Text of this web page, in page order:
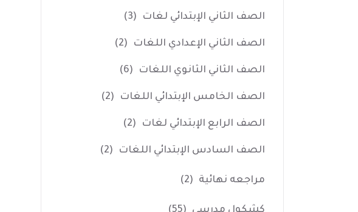
الصف الثاني الإبتدائي لغات (3)
الصف الثاني الإعدادي اللغات (2)
الصف الثاني الثانوي اللغات (6)
الصف الخامس الإبتدائي اللغات (2)
الصف الرابع الإبتدائي لغات (2)
الصف السادس الإبتدائي اللغات (2)
مراجعه نهائية (2)